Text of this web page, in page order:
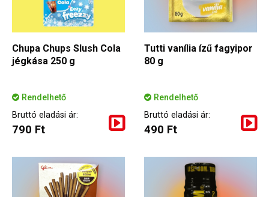
Chupa Chups Slush Cola
jégkása 250 g
Rendelhető
Bruttó eladási ár:
790 Ft
Tutti vanília ízű fagyipor
80 g
Rendelhető
Bruttó eladási ár:
490 Ft